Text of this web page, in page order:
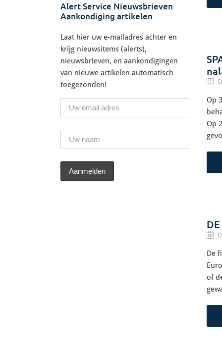
Alert Service Nieuwsbrieven
Aankondiging artikelen
Laat hier uw e-mailadres achter en
krijg nieuwsitems (alerts),
nieuwsbrieven, en aankondigingen
van nieuwe artikelen automatisch
toegezonden!
Op
Op
De
of